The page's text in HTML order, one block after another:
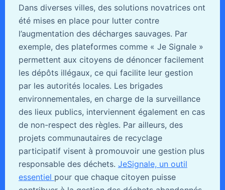
Dans diverses villes, des solutions novatrices ont
été mises en place pour lutter contre
l’augmentation des décharges sauvages. Par
exemple, des plateformes comme « Je Signale »
permettent aux citoyens de dénoncer facilement
les dépôts illégaux, ce qui facilite leur gestion
par les autorités locales. Les brigades
environnementales, en charge de la surveillance
des lieux publics, interviennent également en cas
de non-respect des règles. Par ailleurs, des
projets communautaires de recyclage
participatif visent à promouvoir une gestion plus
responsable des déchets. JeSignale, un outil
essentiel pour que chaque citoyen puisse